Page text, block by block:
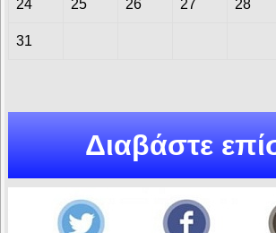
24 25 26 27 28
31
Διαβάστε